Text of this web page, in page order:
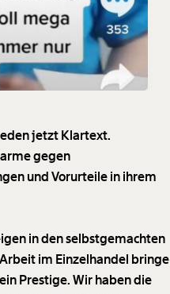
jetzt Klartext.
gegen
und Vorurteile in ihrem
in den selbstgemachten
im Einzelhandel bringe
Prestige. Wir haben die